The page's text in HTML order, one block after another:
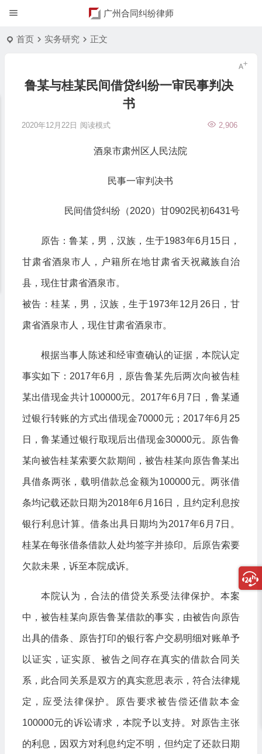
广州合同纠纷律师
首页 实务研究 正文
鲁某与桂某民间借贷纠纷一审民事判决
书
2020年12月22日 2,906
阅读模式
酒泉市肃州区人民法院
民事一审判决书
民间借贷纠纷（2020）甘0902民初6431号
原告：鲁某，男，汉族，生于1983年6月15日，
甘肃省酒泉市人，户籍所在地甘肃省天祝藏族自治
县，现住甘肃省酒泉市。
被告：桂某，男，汉族，生于1973年12月26日，甘
肃省酒泉市人，现住甘肃省酒泉市。
根据当事人陈述和经审查确认的证据，本院认定
事实如下：2017年6月，原告鲁某先后两次向被告桂
某出借现金共计100000元。2017年6月7日，鲁某通
过银行转账的方式出借现金70000元；2017年6月25
日，鲁某通过银行取现后出借现金30000元。原告鲁
某向被告桂某索要欠款期间，被告桂某向原告鲁某出
具借条两张，载明借款总金额为100000元。两张借
条均记载还款日期为2018年6月16日，且约定利息按
银行利息计算。借条出具日期均为2017年6月7日。
桂某在每张借条借款人处均签字并捺印。后原告索要
欠款未果，诉至本院成诉。
本院认为，合法的借贷关系受法律保护。本案
中，被告桂某向原告鲁某借款的事实，由被告向原告
出具的借条、原告打印的银行客户交易明细对账单予
以证实，证实原、被告之间存在真实的借款合同关
系，此合同关系是双方的真实意思表示，符合法律规
定，应受法律保护。原告要求被告偿还借款本金
100000元的诉讼请求，本院予以支持。对原告主张
的利息，因双方对利息约定不明，但约定了还款日期